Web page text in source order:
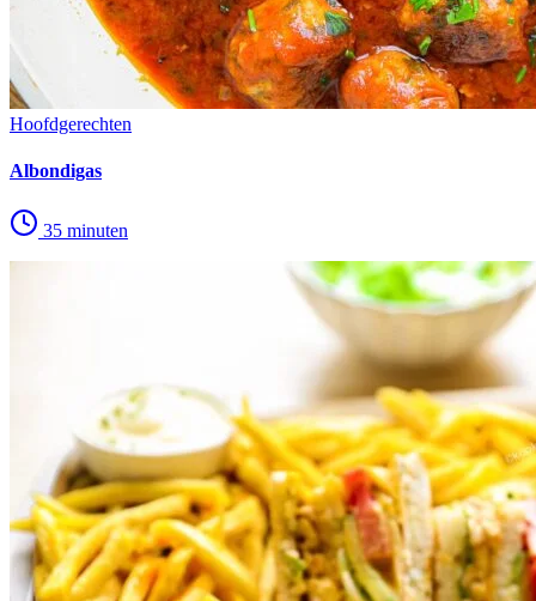
Hoofdgerechten
Albondigas
35 minuten